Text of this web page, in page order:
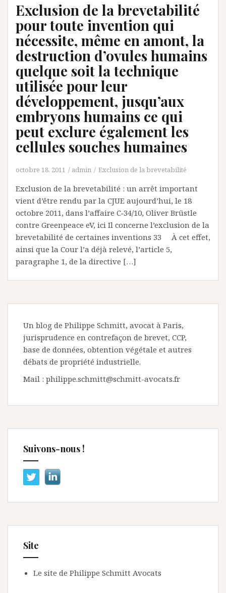
Exclusion de la brevetabilité
pour toute invention qui
nécessite, même en amont, la
destruction d’ovules humains
quelque soit la technique
utilisée pour leur
développement, jusqu’aux
embryons humains ce qui
peut exclure également les
cellules souches humaines
octobre 18, 2011 admin Exclusion de la brevetabilité
Exclusion de la brevetabilité : un arrêt important
vient d’être rendu par la CJUE aujourd’hui, le 18
octobre 2011, dans l’affaire C‑34/10, Oliver Brüstle
contre Greenpeace eV, ici Il concerne l’exclusion de la
brevetabilité de certaines inventions 33 À cet effet,
ainsi que la Cour l’a déjà relevé, l’article 5,
paragraphe 1, de la directive […]
Un blog de Philippe Schmitt, avocat à Paris,
jurisprudence en contrefaçon de brevet, CCP,
base de données, obtention végétale et autres
débats de propriété industrielle.
Mail : philippe.schmitt@schmitt-avocats.fr
Suivons-nous !
Site
Le site de Philippe Schmitt Avocats